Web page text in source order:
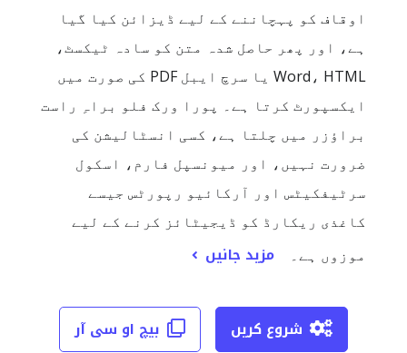
اوقاف کو پہچاننے کے لیے ڈیزائن کیا گیا
ہے، اور پھر حاصل شدہ متن کو سادہ ٹیکسٹ،
Word، HTML یا سرچ ایبل PDF کی صورت میں
ایکسپورٹ کرتا ہے۔ پورا ورک فلو براہِ راست
براؤزر میں چلتا ہے، کسی انسٹالیشن کی
ضرورت نہیں، اور میونسپل فارم، اسکول
سرٹیفکیٹس اور آرکائیو رپورٹس جیسے
کاغذی ریکارڈ کو ڈیجیٹائز کرنے کے لیے
موزوں ہے۔
مزید جانیں
بیچ او سی آر شروع کریں